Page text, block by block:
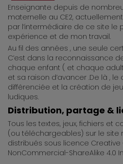
ReCreatisse
Enseignante depuis de
maternelle au CE2,
par l’intermédiaire de ce site le
expérience et de mon travail.
Au fil des années , une seule
C’est dans la reconnaissance
chaque enfant ( et chaque
et sa raison d’avancer .De là ,
différenciée et la création de
ludiques.
Distribution, partage &
Tous les textes, jeux, fichiers et
(ou téléchargeables) sur le site
distribués sous licence
NonCommercial-ShareAlike 4.0